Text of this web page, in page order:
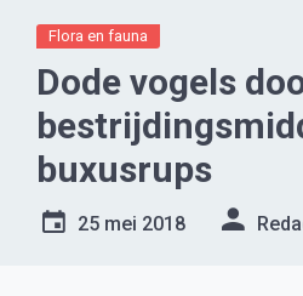
Flora en fauna
Dode vogels
buxusrups
25 mei 2018